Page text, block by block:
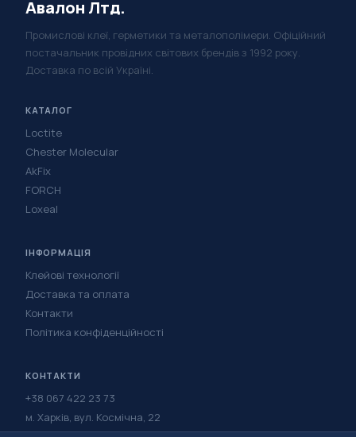
Авалон Лтд.
Промислові клеї, герметики та металополімери. Офіційний
постачальник провідних світових брендів з 1992 року.
Доставка по всій Україні.
КАТАЛОГ
Loctite
Chester Molecular
AkFix
FORCH
Loxeal
ІНФОРМАЦІЯ
Клейові технології
Доставка та оплата
Контакти
Політика конфіденційності
КОНТАКТИ
+38 067 422 23 73
м. Харків, вул. Космічна, 22